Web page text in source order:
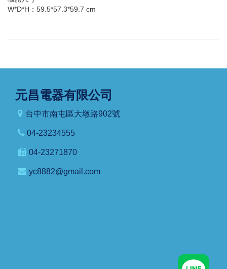
W*D*H：59.5*57.3*59.7 cm
元昌電器有限公司
台中市南屯區大墩路902號
04-23234555
04-23271870
yc8882@gmail.com